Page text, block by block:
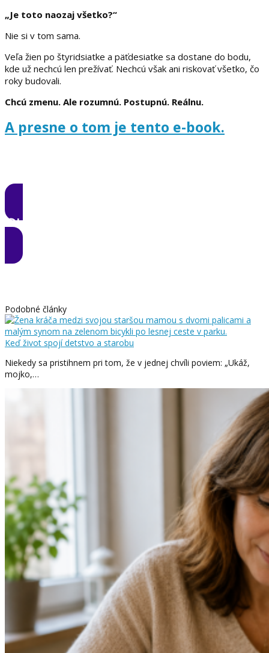
„Je toto naozaj všetko?“
Nie si v tom sama.
Veľa žien po štyridsiatke a päťdesiatke sa dostane do bodu,
kde už nechcú len prežívať. Nechcú však ani riskovať všetko, čo
roky budovali.
Chcú zmenu. Ale rozumnú. Postupnú. Reálnu.
A presne o tom je tento e-book.
CHCEM ZMENU
Podobné články
Keď život spojí detstvo a starobu
Niekedy sa pristihnem pri tom, že v jednej chvíli poviem: „Ukáž,
mojko,…